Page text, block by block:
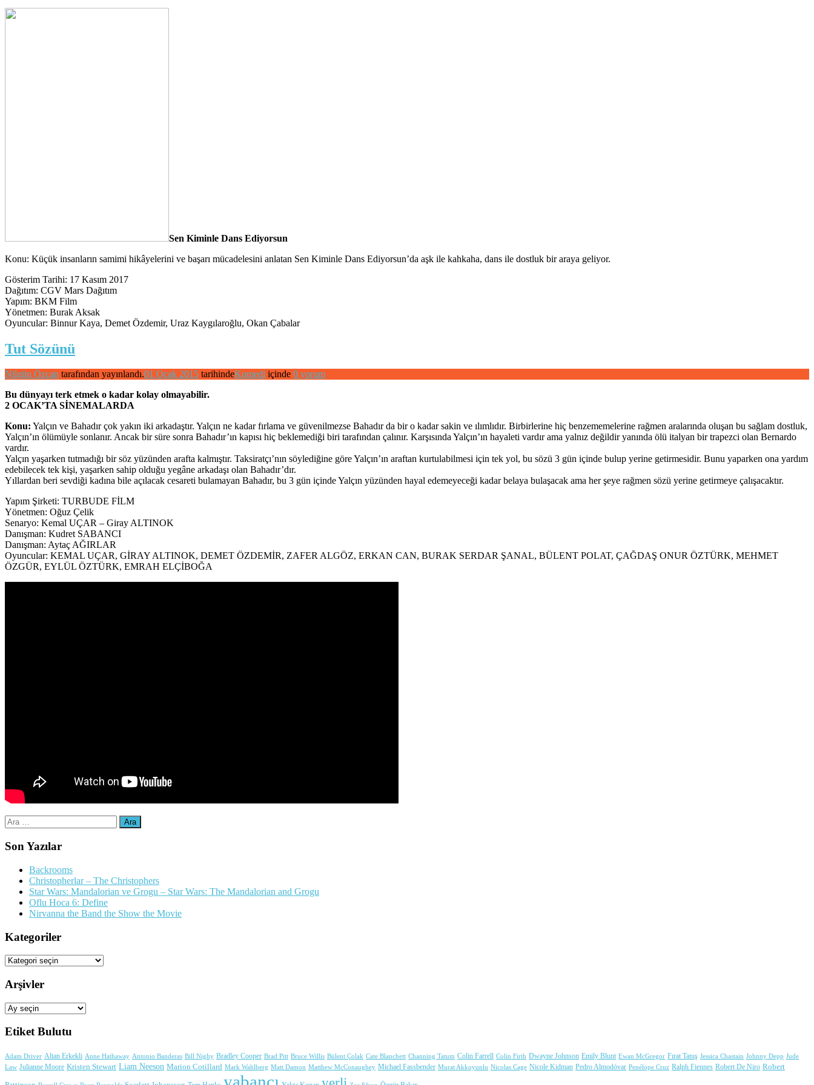
Sen Kiminle Dans Ediyorsun
Konu: Küçük insanların samimi hikâyelerini ve başarı mücadelesini anlatan Sen Kiminle Dans Ediyorsun’da aşk ile kahkaha, dans ile dostluk bir araya geliyor.
Gösterim Tarihi: 17 Kasım 2017
Dağıtım: CGV Mars Dağıtım
Yapım: BKM Film
Yönetmen: Burak Aksak
Oyuncular: Binnur Kaya, Demet Özdemir, Uraz Kaygılaroğlu, Okan Çabalar
Tut Sözünü
Nilgün Özcan tarafından yayınlandı.01 Ocak 2015 tarihindeKomedi içinde 0 yorum
Bu dünyayı terk etmek o kadar kolay olmayabilir.
2 OCAK’TA SİNEMALARDA
Konu: Yalçın ve Bahadır çok yakın iki arkadaştır. Yalçın ne kadar fırlama ve güvenilmezse Bahadır da bir o kadar sakin ve ılımlıdır. Birbirlerine hiç benzememelerine rağmen aralarında oluşan bu sağlam dostluk,
Yalçın’ın ölümüyle sonlanır. Ancak bir süre sonra Bahadır’ın kapısı hiç beklemediği biri tarafından çalınır. Karşısında Yalçın’ın hayaleti vardır ama yalnız değildir yanında ölü italyan bir trapezci olan Bernardo
vardır.
Yalçın yaşarken tutmadığı bir söz yüzünden arafta kalmıştır. Taksiratçı’nın söylediğine göre Yalçın’ın araftan kurtulabilmesi için tek yol, bu sözü 3 gün içinde bulup yerine getirmesidir. Bunu yaparken ona yardım
edebilecek tek kişi, yaşarken sahip olduğu yegâne arkadaşı olan Bahadır’dır.
Yıllardan beri sevdiği kadına bile açılacak cesareti bulamayan Bahadır, bu 3 gün içinde Yalçın yüzünden hayal edemeyeceği kadar belaya bulaşacak ama her şeye rağmen sözü yerine getirmeye çalışacaktır.
Yapım Şirketi: TURBUDE FİLM
Yönetmen: Oğuz Çelik
Senaryo: Kemal UÇAR – Giray ALTINOK
Danışman: Kudret SABANCI
Danışman: Aytaç AĞIRLAR
Oyuncular: KEMAL UÇAR, GİRAY ALTINOK, DEMET ÖZDEMİR, ZAFER ALGÖZ, ERKAN CAN, BURAK SERDAR ŞANAL, BÜLENT POLAT, ÇAĞDAŞ ONUR ÖZTÜRK, MEHMET
ÖZGÜR, EYLÜL ÖZTÜRK, EMRAH ELÇİBOĞA
Arama:
Son Yazılar
Backrooms
Christopherlar – The Christophers
Star Wars: Mandalorian ve Grogu – Star Wars: The Mandalorian and Grogu
Oflu Hoca 6: Define
Nirvanna the Band the Show the Movie
Kategoriler
Kategoriler
Arşivler
Arşivler
Etiket Bulutu
Adam Driver Altan Erkekli Anne Hathaway Antonio Banderas Bill Nighy Bradley Cooper Brad Pitt Bruce Willis Bülent Çolak Cate Blanchett Channing Tatum Colin Farrell Colin Firth Dwayne Johnson Emily Blunt Ewan McGregor Fırat Tanış Jessica Chastain Johnny Depp Jude
Law Julianne Moore Kristen Stewart Liam Neeson Marion Cotillard Mark Wahlberg Matt Damon Matthew McConaughey Michael Fassbender Murat Akkoyunlu Nicolas Cage Nicole Kidman Pedro Almodóvar Penélope Cruz Ralph Fiennes Robert De Niro Robert